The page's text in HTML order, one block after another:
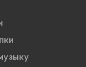
данных в
обработки